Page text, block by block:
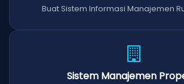
Buat Sistem Informasi Manajemen
Sistem Manajemen